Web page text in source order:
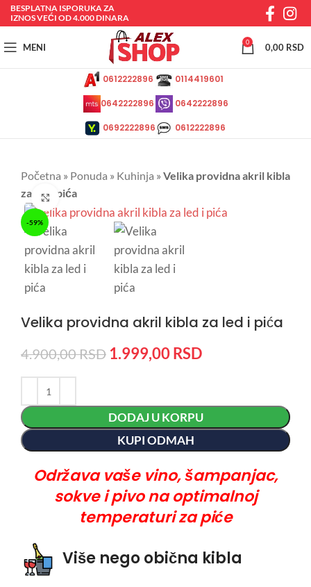
BESPLATNA ISPORUKA ZA
IZNOS VEĆI OD 4.000 DINARA
MENI 0 0,00 RSD
0612222896
0642222896
0692222896
0114419601
0642222896
0612222896
Početna » Ponuda » Kuhinja » Velika providna akril kibla
za led i pića
-59%
Kliknite da uvećate
Velika providna akril kibla za led i pića
4.900,00RSD 1.999,00RSD
DODAJ U KORPU
KUPI ODMAH
Održava vaše vino, šampanjac,
sokve i pivo na optimalnoj
temperaturi za piće
Više nego obična kibla